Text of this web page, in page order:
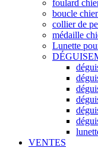
foulard
boucle
collier de
médaille
Lunette
VENTES